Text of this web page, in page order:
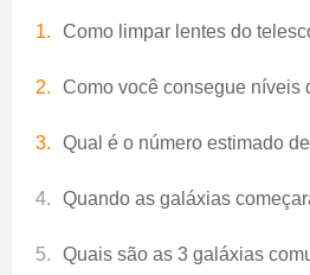
Como limpar lentes do
Como você consegue níveis de
Qual é o número estimado de
Quando as galáxias
Quais são as 3 galáxias